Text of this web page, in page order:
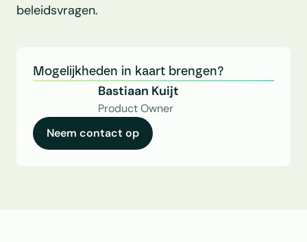
beleidsvragen.
Mogelijkheden in kaart brengen?
Bastiaan Kuijt
Product Owner
Neem contact op